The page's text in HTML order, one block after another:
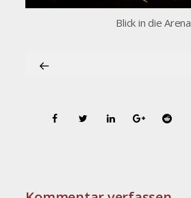
Blick in die Arena